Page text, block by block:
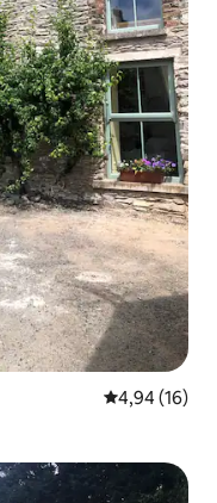
4,94 av 5 i
4,94 (16)